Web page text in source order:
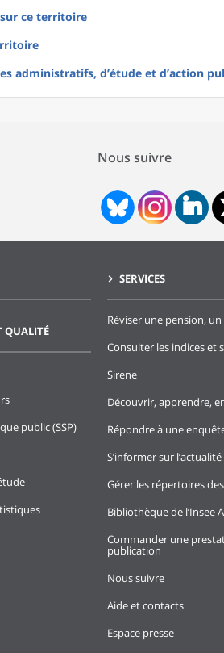
ce territoire
administratifs, d’étude et d’action
Nous suivre
QUALITÉ
public (SSP)
SERVICES
Réviser une pension,
Consulter les indices et
Sirene
Découvrir, apprendre,
Répondre à une
S’informer sur
Gérer les répertoires
Bibliothèque de l’Insee
Commander une
publication
Nous suivre
Aide et contacts
Espace presse